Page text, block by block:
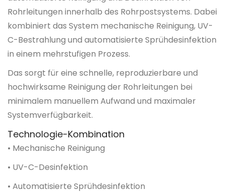
Rohrleitungen innerhalb des Rohrpostsystems. Dabei
kombiniert das System mechanische Reinigung, UV-
C-Bestrahlung und automatisierte Sprühdesinfektion
in einem mehrstufigen Prozess.
Das sorgt für eine schnelle, reproduzierbare und
hochwirksame Reinigung der Rohrleitungen bei
minimalem manuellem Aufwand und maximaler
Systemverfügbarkeit.
Technologie-Kombination
• Mechanische Reinigung
• UV-C-Desinfektion
• Automatisierte Sprühdesinfektion